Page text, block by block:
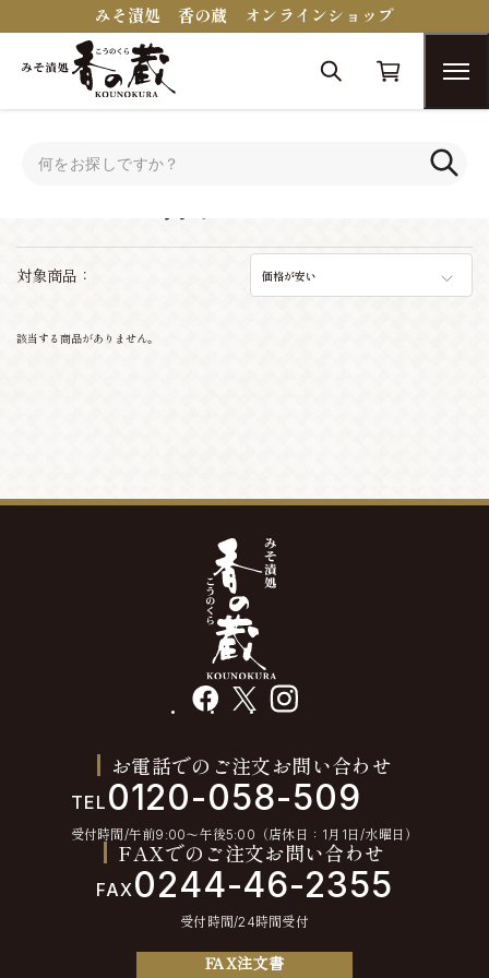
みそ漬処 香の蔵 オンラインショップ
対象商品： 価格が安い
該当する商品がありません。
facebook instagram
お電話でのご注文お問い合わせ
TEL 0120-058-509
受付時間/午前9:00〜午後5:00（店休日：1月1日/水曜日）
FAXでのご注文お問い合わせ
FAX0244-46-2355
受付時間/24時間受付
FAX注文書